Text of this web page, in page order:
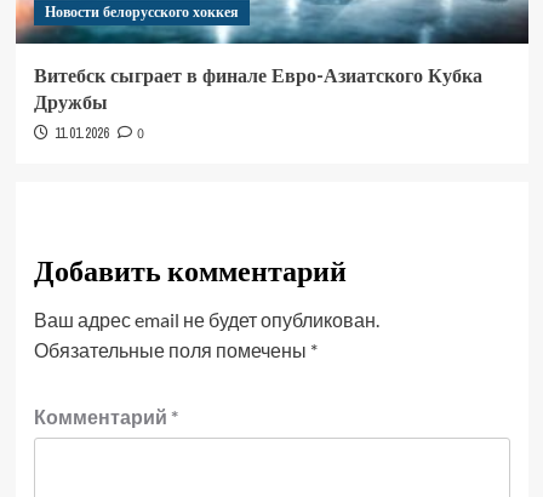
Новости белорусского хоккея
Витебск сыграет в финале Евро-Азиатского Кубка
Дружбы
11.01.2026 0
Добавить комментарий
Ваш адрес email не будет опубликован.
Обязательные поля помечены *
Комментарий *